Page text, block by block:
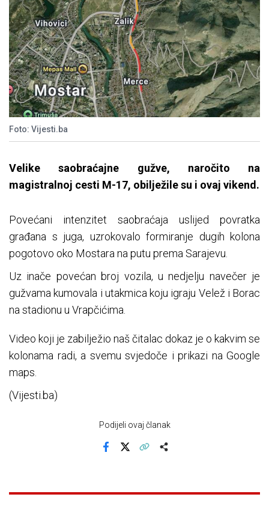
Foto: Vijesti.ba
Velike saobraćajne gužve, naročito na
magistralnoj cesti M-17, obilježile su i ovaj vikend.
Povećani intenzitet saobraćaja uslijed povratka
građana s juga, uzrokovalo formiranje dugih kolona
pogotovo oko Mostara na putu prema Sarajevu.
Uz inače povećan broj vozila, u nedjelju navečer je
gužvama kumovala i utakmica koju igraju Velež i Borac
na stadionu u Vrapčićima.
Video koji je zabilježio naš čitalac dokaz je o kakvim se
kolonama radi, a svemu svjedoče i prikazi na Google
maps.
(Vijesti.ba)
Podijeli ovaj članak